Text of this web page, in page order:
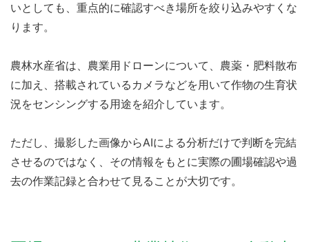
いとしても、重点的に確認すべき場所を絞り込みやすくな
ります。
農林水産省は、農業用ドローンについて、農薬・肥料散布
に加え、搭載されているカメラなどを用いて作物の生育状
況をセンシングする用途を紹介しています。
ただし、撮影した画像からAIによる分析だけで判断を完結
させるのではなく、その情報をもとに実際の圃場確認や過
去の作業記録と合わせて見ることが大切です。